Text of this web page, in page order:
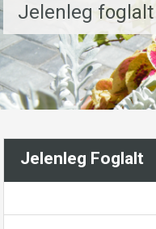
Jelenleg foglalt
Jelenleg Foglalt